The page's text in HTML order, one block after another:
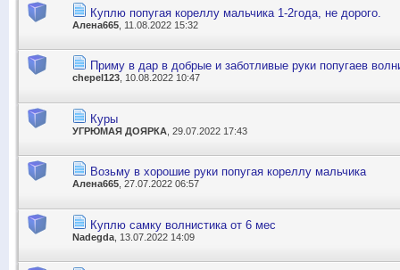
Куплю попугая кореллу мальчика 1-2года, не дорого.
Алена665 , 11.08.2022 15:32
Приму в дар в добрые и заботливые руки попугаев
chepel123 , 10.08.2022 10:47
Куры
УГРЮМАЯ ДОЯРКА , 29.07.2022 17:43
Возьму в хорошие руки попугая кореллу мальчика
Алена665 , 27.07.2022 06:57
Куплю самку волнистика от 6 мес
Nadegda , 13.07.2022 14:09